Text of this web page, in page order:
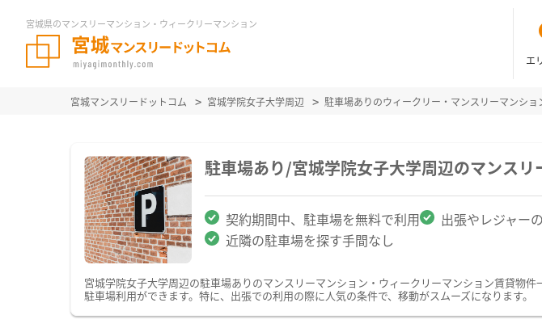
宮城県のマンスリーマンション・ウィークリーマンション
エ
宮城マンスリードットコム 宮城学院女子大学周辺 駐車場ありのウィークリー・マンスリーマンショ
駐車場あり/宮城学院女子大学周辺のマンス
契約期間中、駐車場を無料で利用 出張やレジャー
近隣の駐車場を探す手間なし
宮城学院女子大学周辺の駐車場ありのマンスリーマンション・ウィークリーマンション賃貸物
駐車場利用ができます。特に、出張での利用の際に人気の条件で、移動がスムーズになります。